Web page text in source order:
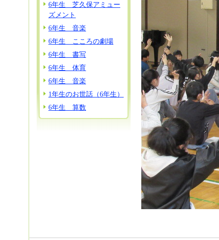
6年生 芝久保アミュー
ズメント
6年生 音楽
6年生 こころの劇場
6年生 書写
6年生 体育
6年生 音楽
1年生のお世話（6年生）
6年生 算数